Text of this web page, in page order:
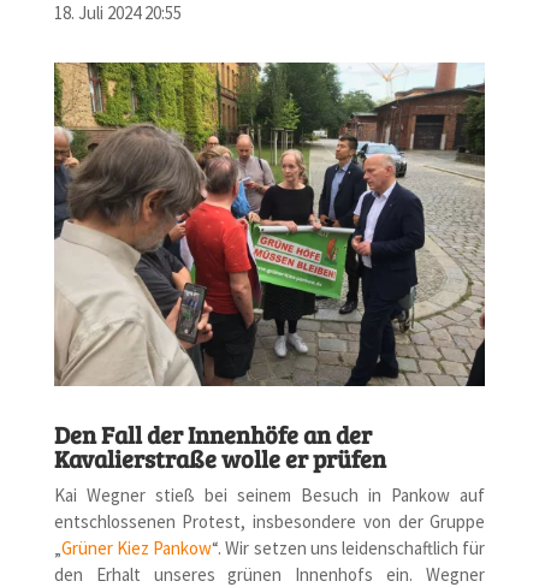
18. Juli 2024 20:55
Den Fall der Innenhöfe an der
Kavalierstraße wolle er prüfen
Kai Wegner stieß bei seinem Besuch in Pankow auf
entschlossenen Protest, insbesondere von der Gruppe
„Grüner Kiez Pankow“. Wir setzen uns leidenschaftlich für
den Erhalt unseres grünen Innenhofs ein. Wegner